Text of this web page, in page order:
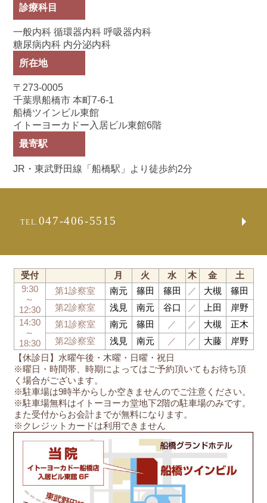
診療科目
一般内科 循環器内科 呼吸器内科
糖尿病内科 内分泌内科
所在地
〒273-0005
千葉県船橋市 本町7-6-1
船橋ツインビル東館
イトーヨーカドー入居ビル東館6階
最寄駅
JR・東武野田線「船橋駅」より徒歩約2分
TEL. 047-406-5515
【休診日】水曜午後・木曜・日曜・祝日
※曜日・時間帯、時期によってはご予約頂いてもお待ち頂
く場合がございます。
※駐車場は9時半からしか空きませんのでご注意ください。
※駐車場無料はイトーヨーカ堂地下2階の駐車場のみです。
また受付からお会計までが無料になります。
※クレジットカードは利用できません
受付 月 火 水 木 金
土
9:30
～
12:30
第1診察室 南元 篠田 篠田 ／ 大槻
篠田
第2診察室
浅見 南元 谷口 ／ 上田
岸野
14:30
～
18:30
第1診察室 南元 篠田 ／ ／ 大槻
正木
第2診察室
浅見 南元 ／ ／ 大藤 岸野